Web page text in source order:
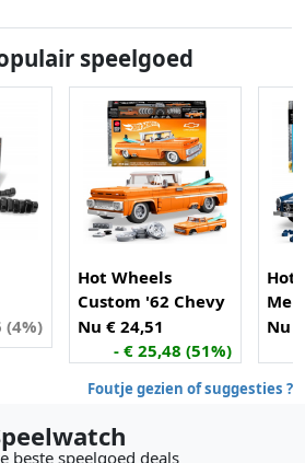
speelgoed
(4%)
Hot Wheels
Custom '62 Chevy
Pickup
Nu € 24,51
- € 25,48 (51%)
Hot
SL
Nu
Foutje gezien of suggesties ?
beste speelgoed deals